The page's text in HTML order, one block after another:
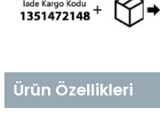
Ürün Özellikleri